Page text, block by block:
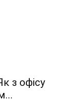
з офісу